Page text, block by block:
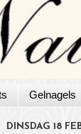
Gelnagels
DINSDAG 18